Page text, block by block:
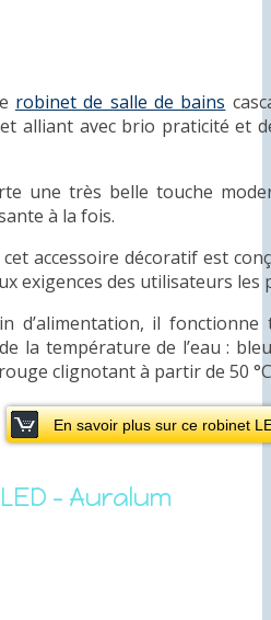
robinet de salle de bains
alliant avec brio praticité et
une très belle touche
à la fois.
accessoire décoratif est
exigences des utilisateurs les
d’alimentation, il
la température de l’eau :
rouge clignotant à partir de 50
En savoir plus sur ce robinet
– Auralum